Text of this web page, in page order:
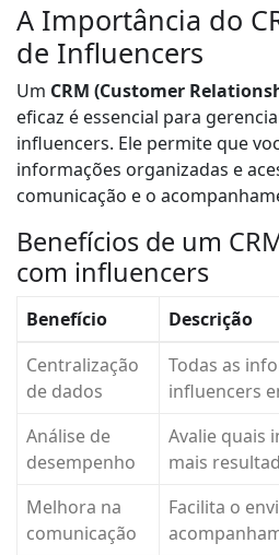
A Importância do
de Influencers
Um CRM (Customer
eficaz é essencial para
influencers. Ele permite que
informações organizadas e
comunicação e o
Benefícios de um
com influencers
Benefício
Descrição
Centralização
de dados
Todas as
influencers
Análise de
desempenho
Avalie quais
mais
Melhora na
comunicação
Facilita o